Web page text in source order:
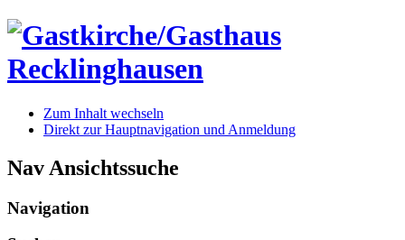
Zum Inhalt wechseln
Direkt zur Hauptnavigation und Anmeldung
Nav Ansichtssuche
Navigation